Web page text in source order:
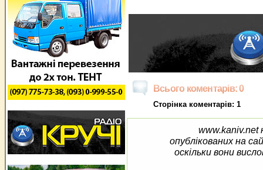
Всього коментарів: 0
Сторінка коментарів: 1
www.kaniv.net
опублікованих на
оскільки вони